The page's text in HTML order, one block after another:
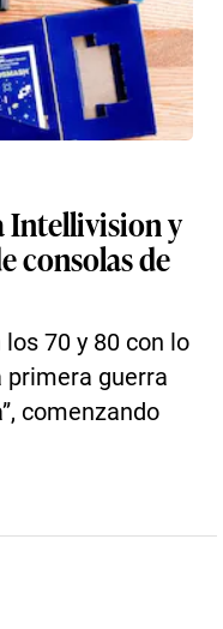
Intellivision y
consolas de
70 y 80 con lo
primera guerra
comenzando